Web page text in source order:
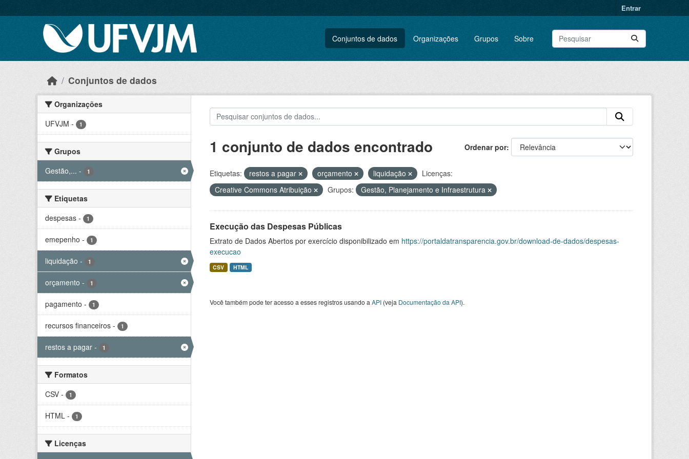
Entrar
Conjuntos de dados Organizações Grupos Sobre
Conjuntos de dados
Organizações
UFVJM - 1
Grupos
Gestão,... - 1
Etiquetas
despesas - 1
emepenho - 1
liquidação - 1
orçamento - 1
pagamento - 1
recursos financeiros - 1
restos a pagar - 1
Formatos
CSV - 1
HTML - 1
Licenças
Ordenar por
1 conjunto de dados encontrado
Etiquetas: restos a pagar orçamento liquidação
Licenças:
Creative Commons Atribuição
Grupos: Gestão, Planejamento e Infraestrutura
Execução das Despesas Públicas
Extrato de Dados Abertos por exercício disponibilizado em https://portaldatransparencia.gov.br/download-de-dados/despesas-
execucao
CSV HTML
Você também pode ter acesso a esses registros usando a API(veja Documentação da API).